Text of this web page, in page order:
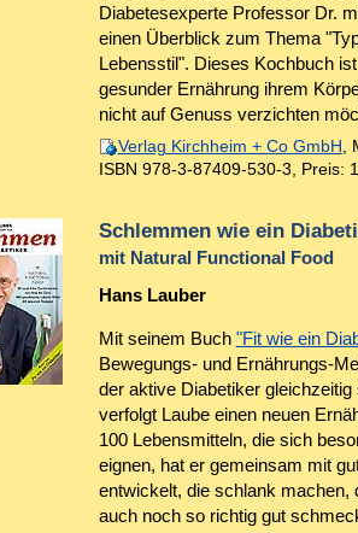
Diabetesexperte Professor Dr.
einen Überblick zum Thema
Lebensstil". Dieses Kochbuch
gesunder Ernährung ihrem
nicht auf Genuss verzichten
Verlag Kirchheim + Co GmbH ,
ISBN 978-3-87409-530-3, Preis:
Schlemmen wie ein
mit Natural Functional Food
Hans Lauber
Mit seinem Buch "Fit wie ein
Bewegungs- und Ernährungs-
der aktive Diabetiker
verfolgt Laube einen neuen
100 Lebensmitteln, die sich
eignen, hat er gemeinsam mit
entwickelt, die schlank machen,
auch noch so richtig gut